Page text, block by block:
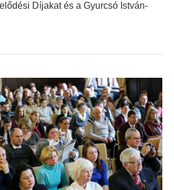
Díjakat és a Gyurcsó István-